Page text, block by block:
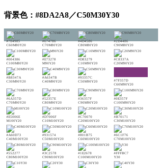
背景色：#8DA2A8／C50M30Y30
#7E4985
C60M80Y20
#674786
C70M80Y20
#4D4586
C80M80Y20
#2D4486
C90M80Y20
#004386
C100M80Y20
#E73278
M90Y20
#D83279
C10M90Y20
#C8337A
C20M90Y20
#B8347A
C30M90Y20
#A6347B
C40M90Y20
#93357C
C50M90Y20
#7F357D
C60M90Y20
#6A357D
C70M90Y20
#52357E
C80M90Y20
#36357F
C90M90Y20
#0E357F
C100M90Y20
#E5006E
M100Y20
#D7006F
C10M100Y20
#C70070
C20M100Y20
#B70171
C30M100Y20
#A60D73
C40M100Y20
#931574
C50M100Y20
#801B75
C60M100Y20
#6C1F76
C70M100Y20
#552277
C80M100Y20
#3C2578
C90M100Y20
#1E2678
C100M100Y20
#FFFBC7
Y30